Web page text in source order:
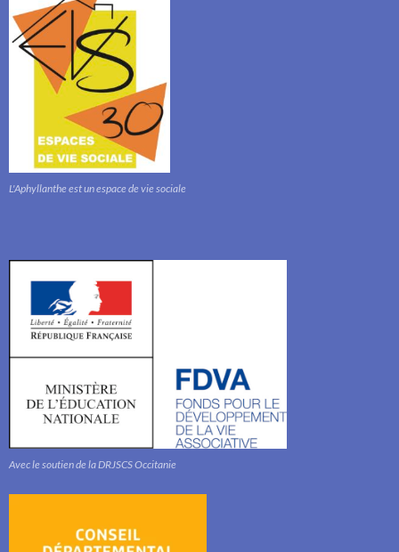
L'Aphyllanthe est un espace de vie sociale
Avec le soutien de la DRJSCS Occitanie